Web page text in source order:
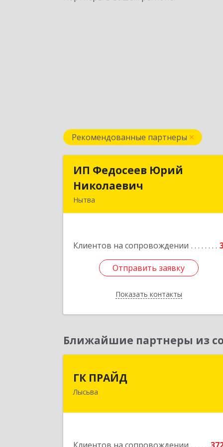
Рекомендованные партнеры
ИП Федосеев Юрий
Николаевич
Нытва
Клиентов на сопровождении
Отправить заявку
Показать контакты
ИП Федосеев Юрий
Подробнее
Ближайшие партнеры из
ГК ПРАЙД
Лысьва618909, Пермский край, Лысьва г,